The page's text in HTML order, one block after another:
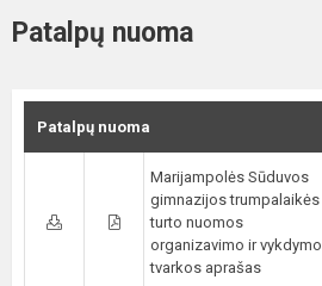
Patalpų nuoma
Patalpų nuoma
Marijampolės Sūduvos
gimnazijos trumpalaikės
turto nuomos
organizavimo ir vykdymo
tvarkos aprašas